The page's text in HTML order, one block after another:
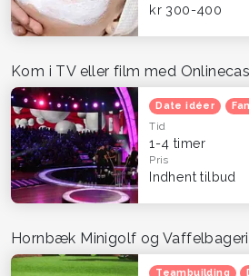
kr 300-400
Kom i TV eller film med
Date idéer
Tid
1-4 timer
Pris
Indhent tilbud
Hornbæk Minigolf og Vaffelbageri
Teambuilding